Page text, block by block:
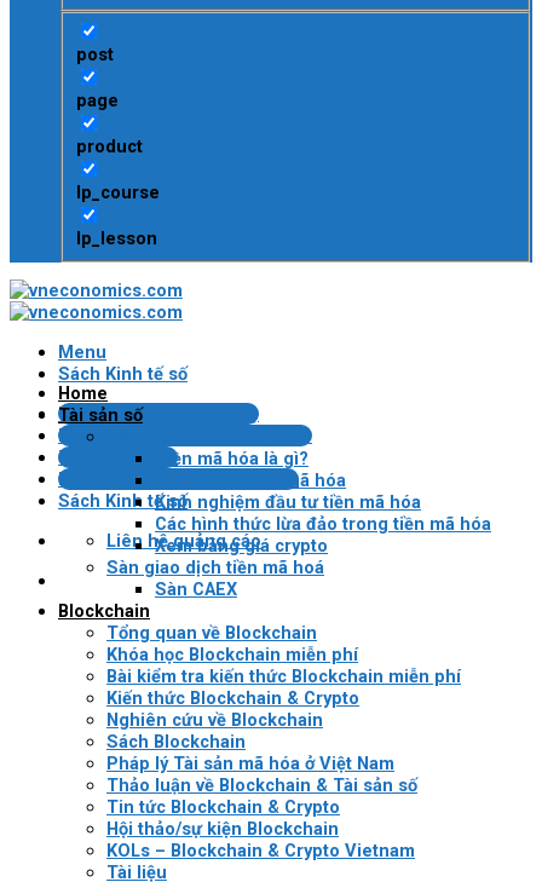
post
page
product
lp_course
lp_lesson
Menu
Sách Kinh tế số
Tin tài chính/công nghệ
Bài kiểm tra Blockchain/crypto
Tin tức Crypto
Pháp lý VN về tài sản mã hóa
Sách Kinh tế số
Liên hệ quảng cáo
Home
Tài sản số
Tiền mã hóa là gì?
Lợi ích của tiền mã hóa
Kinh nghiệm đầu tư tiền mã hóa
Các hình thức lừa đảo trong tiền mã hóa
Xem bảng giá crypto
Sàn giao dịch tiền mã hoá
Sàn CAEX
Blockchain
Tổng quan về Blockchain
Khóa học Blockchain miễn phí
Bài kiểm tra kiến thức Blockchain miễn phí
Kiến thức Blockchain & Crypto
Nghiên cứu về Blockchain
Sách Blockchain
Pháp lý Tài sản mã hóa ở Việt Nam
Thảo luận về Blockchain & Tài sản số
Tin tức Blockchain & Crypto
Hội thảo/sự kiện Blockchain
KOLs – Blockchain & Crypto Vietnam
Tài liệu